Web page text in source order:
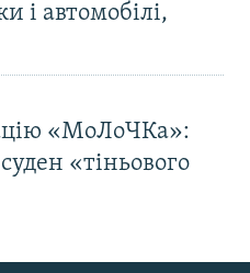
і автомобілі,
«МоЛоЧКа»:
«тіньового